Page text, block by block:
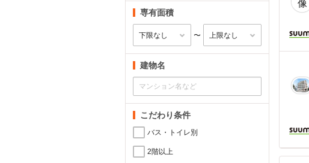
専有面積
〜
建物名
こだわり条件
バス・トイレ別
2階以上